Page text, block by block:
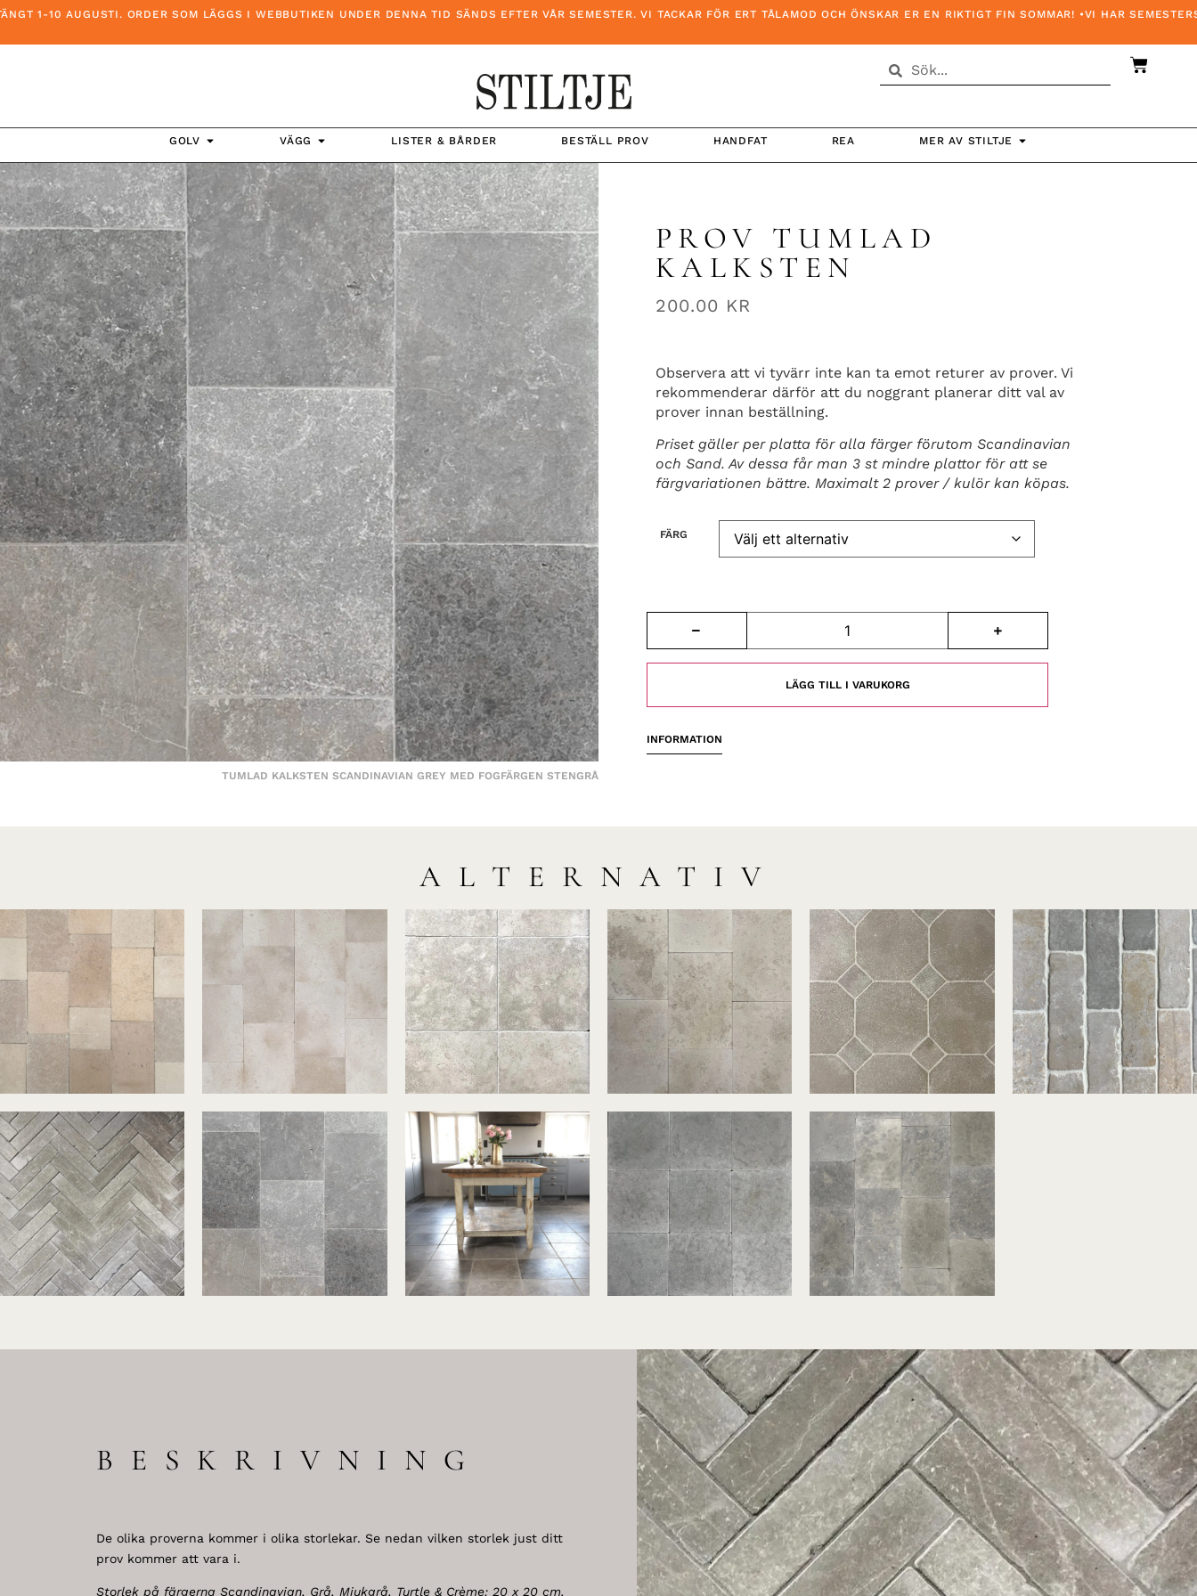
1-10 AUGUSTI. ORDER SOM LÄGGS I WEBBUTIKEN UNDER DENNA TID SÄNDS EFTER VÅR SEMESTER. VI TACKAR FÖR ERT TÅLAMOD OCH ÖNSKAR ER EN RIKTIGT FIN SOMMAR! •VI HAR
GOLV VÄGG LISTER & BÅRDER BESTÄLL PROV HANDFAT REA MER AV STILTJE
TUMLAD KALKSTEN SCANDINAVIAN GREY MED FOGFÄRGEN STENGRÅ
PROV TUMLAD
KALKSTEN
200.00 KR
Observera att vi tyvärr inte kan ta emot returer av prover. Vi
rekommenderar därför att du noggrant planerar ditt val av
prover innan beställning.
Priset gäller per platta för alla färger förutom Scandinavian
och Sand. Av dessa får man 3 st mindre plattor för att se
färgvariationen bättre. Maximalt 2 prover / kulör kan köpas.
FÄRG
LÄGG TILL I VARUKORG
INFORMATION
ALTERNATIV
BESKRIVNING
De olika proverna kommer i olika storlekar. Se nedan vilken storlek just ditt
prov kommer att vara i.
Storlek på färgerna Scandinavian, Grå, Mjukgrå, Turtle & Crème: 20 x 20 cm.